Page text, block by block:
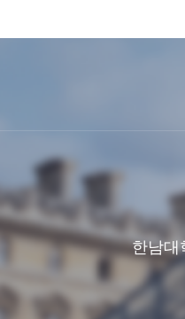
한남대